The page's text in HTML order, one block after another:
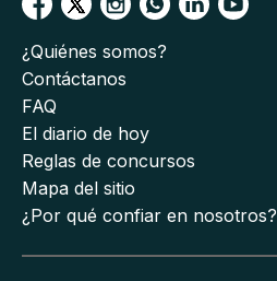
¿Quiénes somos?
Contáctanos
FAQ
El diario de hoy
Reglas de concursos
Mapa del sitio
¿Por qué confiar en nosotros?